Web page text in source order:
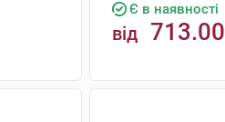
Є в наявності
від 713.00